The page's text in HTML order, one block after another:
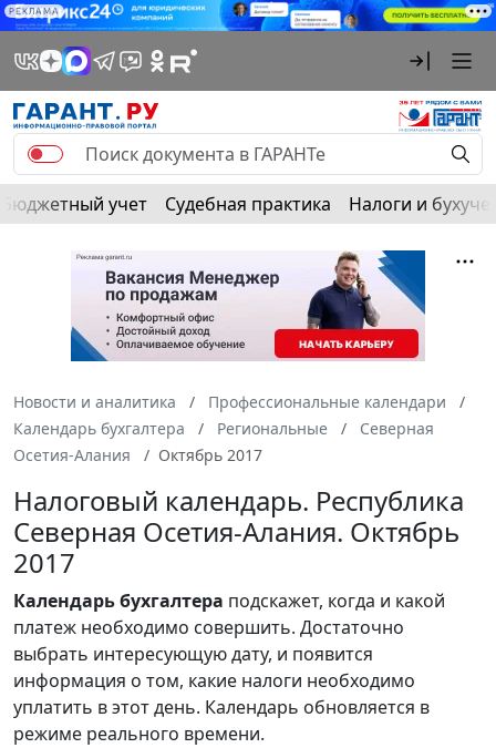
РЕКЛАМА
Бюджетный учет Судебная практика Налоги и
Новости и аналитика
Профессиональные календари
Календарь бухгалтера
Региональные
Северная
Осетия-Алания
Октябрь 2017
Налоговый календарь. Республика
Северная Осетия-Алания. Октябрь
2017
Календарьбухгалтера подскажет, когда и какой
платеж необходимо совершить. Достаточно
выбрать интересующую дату, и появится
информация о том, какие налоги необходимо
уплатить в этот день. Календарь обновляется в
режиме реального времени.